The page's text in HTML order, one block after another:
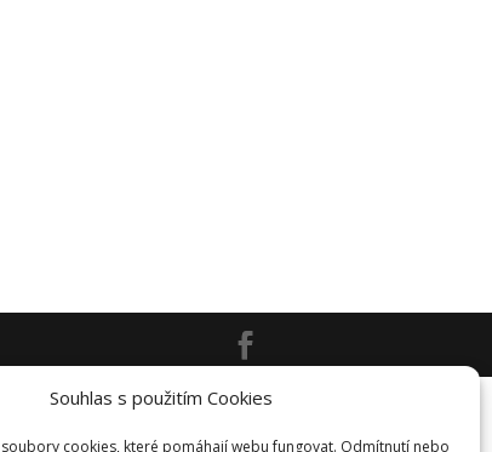
Souhlas s použitím Cookies
cookies, které pomáhají webu fungovat. Odmítnutí nebo